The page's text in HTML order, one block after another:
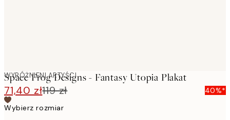
WYRÓŻNIENI ARTYŚCI
Space Frog Designs - Fantasy Utopia Plakat
71,40 zł119 zł
40%*
Wybierz rozmiar